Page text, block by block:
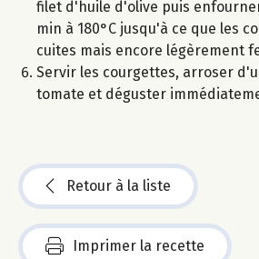
filet d'huile d'olive puis
min à 180°C jusqu'à ce que les
cuites mais encore légèrement
Servir les courgettes, arroser
tomate et déguster
Retour à la liste
Imprimer la recette